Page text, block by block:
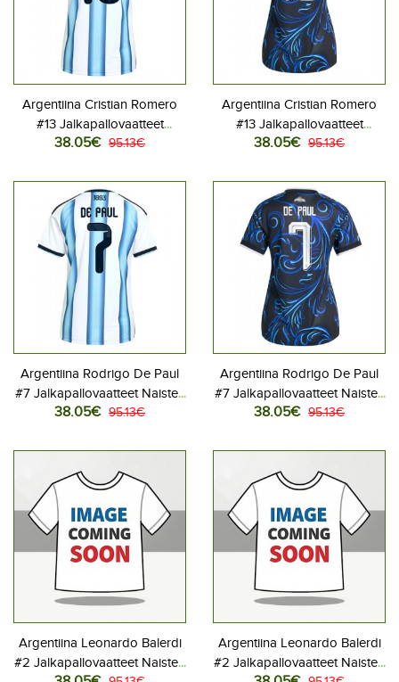
Argentiina Cristian Romero
#13 Jalkapallovaatteet
Naisten Kotipaita MM-kisat
38.05€ 95.13€
Argentiina Cristian Romero
#13 Jalkapallovaatteet
Naisten Vieraspaita MM-kisat
38.05€ 95.13€
Argentiina Rodrigo De Paul
#7 Jalkapallovaatteet Naisten
Kotipaita MM-kisat 2026
38.05€ 95.13€
Argentiina Rodrigo De Paul
#7 Jalkapallovaatteet Naisten
Vieraspaita MM-kisat 2026
38.05€ 95.13€
Argentiina Leonardo Balerdi
#2 Jalkapallovaatteet Naisten
Argentiina Leonardo Balerdi
#2 Jalkapallovaatteet Naisten